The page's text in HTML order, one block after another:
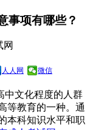
事项有哪些？
网
人人网 微信
文化程度的人群
等教育的一种。通
本科知识水平和职